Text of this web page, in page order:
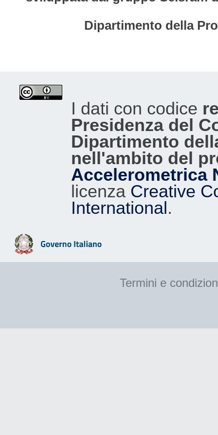
Dipartimento della
I dati con codice
Presidenza del
Dipartimento
nell'ambito del
Accelerometrica
licenza Creative
International.
Termini e